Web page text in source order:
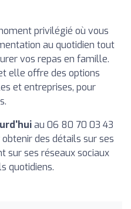
privilégié où vous
au quotidien tout
vos repas en famille.
elle offre des options
et entreprises, pour
au 06 80 70 03 43
des détails sur ses
sur ses réseaux sociaux
quotidiens.